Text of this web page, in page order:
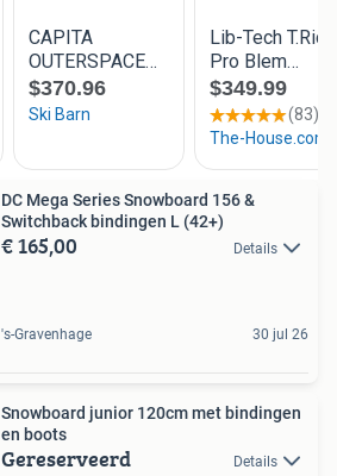
DC Mega Series Snowboard 156 &
Switchback bindingen L (42+)
€ 165,00 Details
's-Gravenhage 30 jul 26
Snowboard junior 120cm met bindingen
en boots
Gereserveerd Details